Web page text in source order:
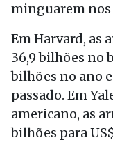
minguarem
Em Harvard, as
36,9 bilhões no
bilhões no ano
passado. Em
americano, as
bilhões para